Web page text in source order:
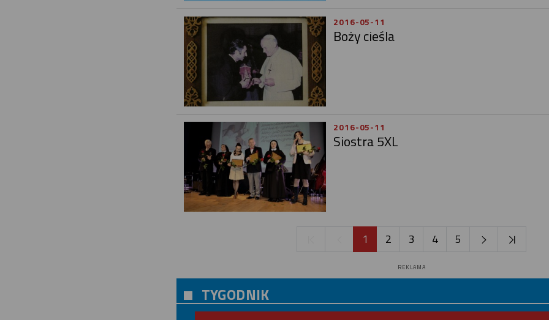
2016-05-11
Boży cieśla
2016-05-11
Siostra 5XL
1 2 3 4 5
REKLAMA
TYGODNIK